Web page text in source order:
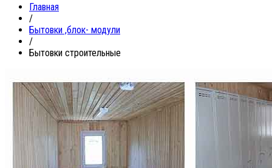
Главная
/
Бытовки ,блок- модули
/
Бытовки строительные